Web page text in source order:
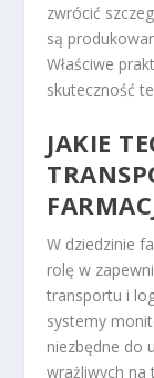
zwrócić
są
Właściwe
skuteczność
JAKIE
W dziedzinie
rolę w
transportu i
systemy
niezbędne do
wrażliwych na